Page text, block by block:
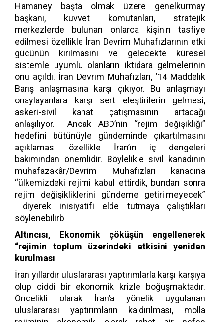
Hamaney başta olmak üzere genelkurmay
başkanı, kuvvet komutanları, stratejik
merkezlerde bulunan onlarca kişinin tasfiye
edilmesi özellikle İran Devrim Muhafızlarının etki
gücünün kırılmasını ve gelecekte küresel
sistemle uyumlu olanların iktidara gelmelerinin
önü açıldı. İran Devrim Muhafızları, ’14 Maddelik
Barış anlaşmasına karşı çıkıyor. Bu anlaşmayı
onaylayanlara karşı sert eleştirilerin gelmesi,
askeri-sivil kanat çatışmasının artacağı
anlaşılıyor. Ancak ABD’nin “rejim değişikliği”
hedefini bütünüyle gündeminde çıkartılmasını
açıklaması özellikle İran’ın iç dengeleri
bakımından önemlidir. Böylelikle sivil kanadının
muhafazakâr/Devrim Muhafızları kanadına
“ülkemizdeki rejimi kabul ettirdik, bundan sonra
rejim değişikliklerini gündeme getirilmeyecek”
diyerek inisiyatifi elde tutmaya çalıştıkları
söylenebilirb
Altıncısı, Ekonomik çöküşün engellenerek
“rejimin toplum üzerindeki etkisini yeniden
kurulması
İran yıllardır uluslararası yaptırımlarla karşı karşıya
olup ciddi bir ekonomik krizle boğuşmaktadır.
Öncelikli olarak İran’a yönelik uygulanan
uluslararası yaptırımların kaldırılması, molla